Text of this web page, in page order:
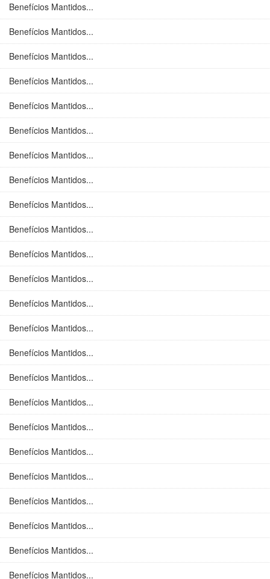
Benefícios Mantidos...
Benefícios Mantidos...
Benefícios Mantidos...
Benefícios Mantidos...
Benefícios Mantidos...
Benefícios Mantidos...
Benefícios Mantidos...
Benefícios Mantidos...
Benefícios Mantidos...
Benefícios Mantidos...
Benefícios Mantidos...
Benefícios Mantidos...
Benefícios Mantidos...
Benefícios Mantidos...
Benefícios Mantidos...
Benefícios Mantidos...
Benefícios Mantidos...
Benefícios Mantidos...
Benefícios Mantidos...
Benefícios Mantidos...
Benefícios Mantidos...
Benefícios Mantidos...
Benefícios Mantidos...
Benefícios Mantidos...